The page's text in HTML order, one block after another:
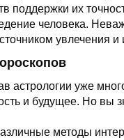
поддержки их
человека.
увлечения
астрологии уже
и будущее. Но вы
методы